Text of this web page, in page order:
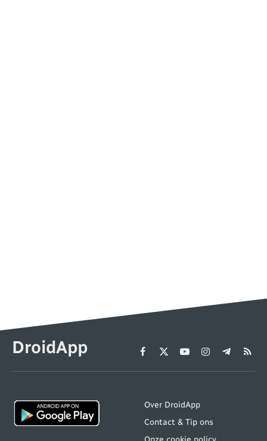
DroidApp Facebook
X
(Twitter)
YouTubeInstagram
Telegram
RSS
Over DroidApp
Contact & Tip ons